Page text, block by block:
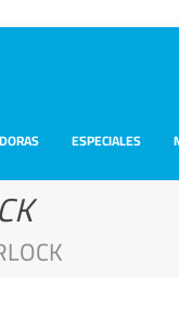
ESPECIALES